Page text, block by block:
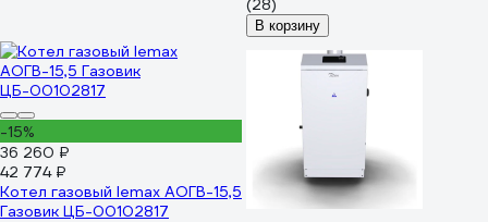
(28)
В корзину
-15%
36 260 ₽
42 774 ₽
Котел газовый lemax АОГВ-15,5
Газовик ЦБ-00102817